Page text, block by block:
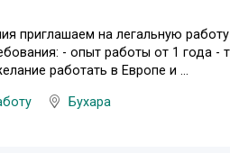
приглашаем на легальную
- опыт работы от 1 года -
работать в Европе и ...
Бухара